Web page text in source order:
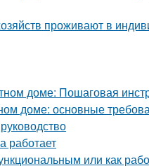
проживают в
доме: Пошаговая
доме: основные
работает
или как